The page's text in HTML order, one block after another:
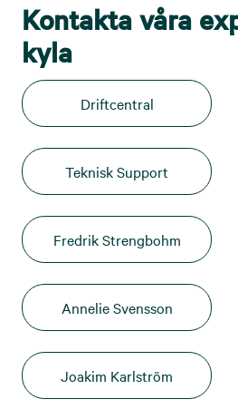
Kontakta våra
kyla
Driftcentral
Teknisk Support
Fredrik Strengbohm
Annelie Svensson
Joakim Karlström